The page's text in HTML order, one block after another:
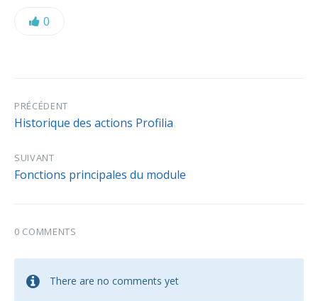
Likes:
0
PRÉCÉDENT
Historique des actions Profilia
SUIVANT
Fonctions principales du module
0 COMMENTS
There are no comments yet